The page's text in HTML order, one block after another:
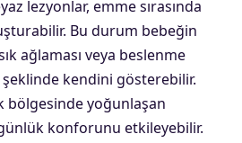
lezyonlar, emme sırasında
Bu durum bebeğin
ağlaması veya beslenme
kendini gösterebilir.
bölgesinde yoğunlaşan
konforunu etkileyebilir.